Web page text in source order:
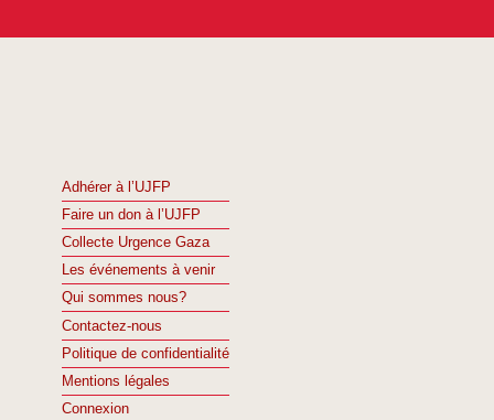
Adhérer à l’UJFP
Faire un don à l’UJFP
Collecte Urgence Gaza
Les événements à venir
Qui sommes nous?
Contactez-nous
Politique de confidentialité
Mentions légales
Connexion